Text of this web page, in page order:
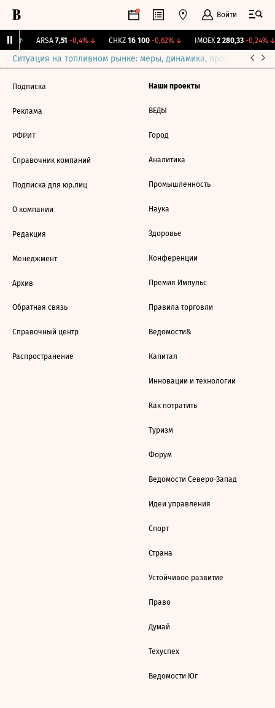
Войти
↑ ARSA 7,51 -0,4%↓ CHKZ 16 100 -0,62%↓ IMOEX 2 280,33 -0,24%↓
Ситуация на топливном рынке: меры, динамика, прогнозы
Подписка
Реклама
РФРИТ
Справочник компаний
Подписка для юр.лиц
О компании
Редакция
Менеджмент
Архив
Обратная связь
Справочный центр
Распространение
Наши проекты
ВЕДЫ
Город
Аналитика
Промышленность
Наука
Здоровье
Конференции
Премия Импульс
Правила торговли
Ведомости&
Капитал
Инновации и технологии
Как потратить
Туризм
Форум
Ведомости Северо-Запад
Идеи управления
Спорт
Страна
Устойчивое развитие
Право
Думай
Техуспех
Ведомости Юг